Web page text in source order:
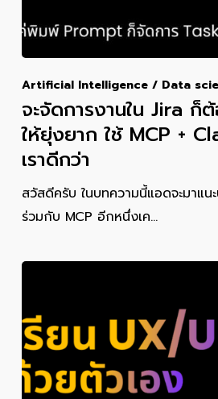
Artificial Intelligence / Data
จะจัดการงานใน Jira ก็
ให้ยุ่งยาก ใช้ MCP +
เราดีกว่า
สวัสดีครับ ในบทความนี้แอดจะมาแนะ
ร่วมกับ MCP อีกหนึ่งเค…